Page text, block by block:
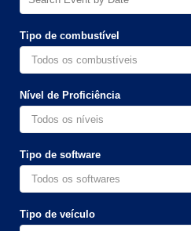
Tipo de combustível
Nível de Proficiência
Tipo de software
Tipo de veículo